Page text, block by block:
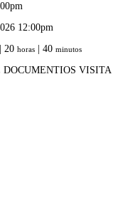
12:00pm
| 20 horas | 40 minutos
DOCUMENTIOS VISITA